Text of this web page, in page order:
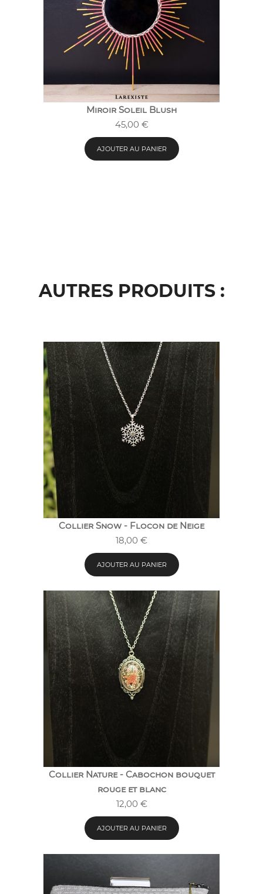
Miroir Soleil Blush
45,00 €
AJOUTER AU PANIER
AUTRES PRODUITS :
Collier Snow - Flocon de Neige
18,00 €
AJOUTER AU PANIER
Collier Nature - Cabochon bouquet
rouge et blanc
12,00 €
AJOUTER AU PANIER